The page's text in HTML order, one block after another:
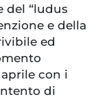
del “ludus
e della
ed
aprile con i
di